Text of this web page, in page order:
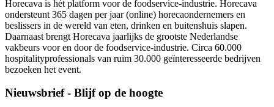
Horecava is hét platform voor de foodservice-industrie. Horecava
ondersteunt 365 dagen per jaar (online) horecaondernemers en
beslissers in de wereld van eten, drinken en buitenshuis slapen.
Daarnaast brengt Horecava jaarlijks de grootste Nederlandse
vakbeurs voor en door de foodservice-industrie. Circa 60.000
hospitalityprofessionals van ruim 30.000 geïnteresseerde bedrijven
bezoeken het event.
Nieuwsbrief - Blijf op de hoogte